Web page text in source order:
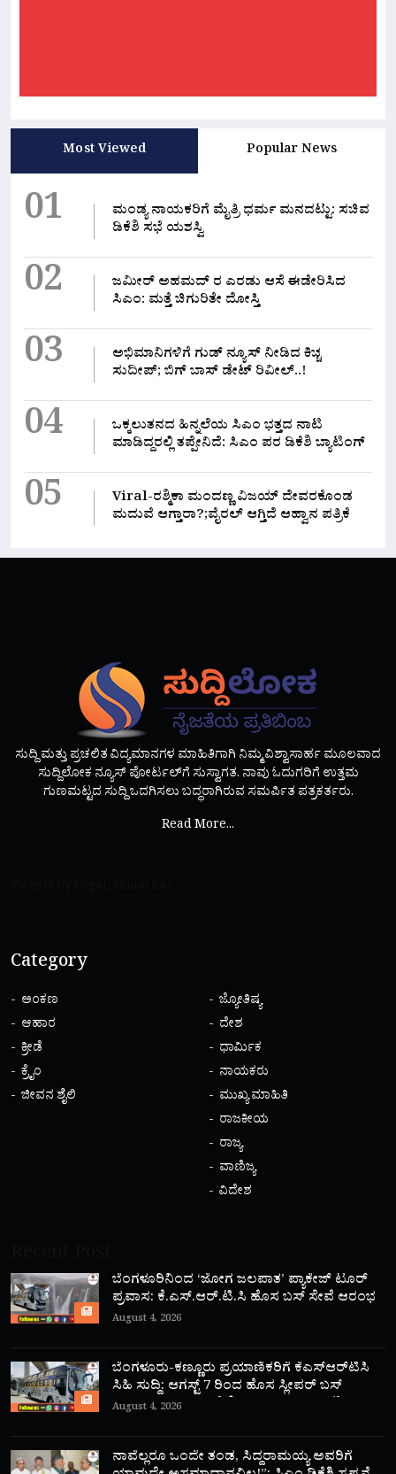
Most Viewed Popular News
01
ಮಂಡ್ಯ ನಾಯಕರಿಗೆ ಮೈತ್ರಿ ಧರ್ಮ ಮನದಟ್ಟು: ಸಚಿವ
ಡಿಕೆಶಿ ಸಭೆ ಯಶಸ್ವಿ
02
ಜಮೀರ್ ಅಹಮದ್ ರ ಎರಡು ಆಸೆ ಈಡೇರಿಸಿದ
ಸಿಎಂ: ಮತ್ತೆ ಚಿಗುರಿತೇ ದೋಸ್ತಿ
03
ಅಭಿಮಾನಿಗಳಿಗೆ ಗುಡ್ ನ್ಯೂಸ್ ನೀಡಿದ ಕಿಚ್ಚ
ಸುದೀಪ್; ಬಿಗ್ ಬಾಸ್ ಡೇಟ್ ರಿವೀಲ್..!
04
ಒಕ್ಕಲುತನದ ಹಿನ್ನಲೆಯ ಸಿಎಂ ಭತ್ತದ ನಾಟಿ
ಮಾಡಿದ್ದರಲ್ಲಿ‌ ತಪ್ಪೇನಿದೆ: ಸಿಎಂ ಪರ ಡಿಕೆಶಿ ಬ್ಯಾಟಿಂಗ್
05
Viral-ರಶ್ಮಿಕಾ ಮಂದಣ್ಣ ವಿಜಯ್ ದೇವರಕೊಂಡ
ಮದುವೆ ಆಗ್ತಾರಾ?;ವೈರಲ್ ಆಗ್ತಿದೆ ಆಹ್ವಾನ ಪತ್ರಿಕೆ
ಸುದ್ದಿ ಮತ್ತು ಪ್ರಚಲಿತ ವಿದ್ಯಮಾನಗಳ ಮಾಹಿತಿಗಾಗಿ ನಿಮ್ಮ ವಿಶ್ವಾಸಾರ್ಹ ಮೂಲವಾದ
ಸುದ್ದಿಲೋಕ ನ್ಯೂಸ್ ಪೋರ್ಟಲ್‌ಗೆ ಸುಸ್ವಾಗತ. ನಾವು ಓದುಗರಿಗೆ ಉತ್ತಮ
ಗುಣಮಟ್ಟದ ಸುದ್ದಿ ಒದಗಿಸಲು ಬದ್ಧರಾಗಿರುವ ಸಮರ್ಪಿತ ಪತ್ರಕರ್ತರು.
Read More...
Category
ಅಂಕಣ
ಆಹಾರ
ಕ್ರೀಡೆ
ಕ್ರೈಂ
ಜೀವನ ಶೈಲಿ
ಜ್ಯೋತಿಷ್ಯ
ದೇಶ
ಧಾರ್ಮಿಕ
ನಾಯಕರು
ಮುಖ್ಯ ಮಾಹಿತಿ
ರಾಜಕೀಯ
ರಾಜ್ಯ
ವಾಣಿಜ್ಯ
ವಿದೇಶ
ಬೆಂಗಳೂರಿನಿಂದ ‘ಜೋಗ ಜಲಪಾತ’ ಪ್ಯಾಕೇಜ್ ಟೂರ್
ಪ್ರವಾಸ: ಕೆ.ಎಸ್.ಆರ್.ಟಿ.ಸಿ ಹೊಸ ಬಸ್ ಸೇವೆ ಆರಂಭ
August 4, 2026
ಬೆಂಗಳೂರು-ಕಣ್ಣೂರು ಪ್ರಯಾಣಿಕರಿಗೆ ಕೆಎಸ್‌ಆರ್‌ಟಿಸಿ
ಸಿಹಿ ಸುದ್ದಿ: ಆಗಸ್ಟ್ 7 ರಿಂದ ಹೊಸ ಸ್ಲೀಪರ್ ಬಸ್
ಸಂಚಾರ ಆರಂಭ; ಇಲ್ಲಿದೆ ಸಮಯ, ದರದ ಪಟ್ಟಿ!
August 4, 2026
ನಾವೆಲ್ಲರೂ ಒಂದೇ ತಂಡ, ಸಿದ್ದರಾಮಯ್ಯ ಅವರಿಗೆ